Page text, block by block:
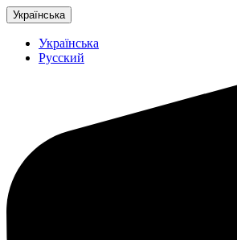
Українська
Українська
Русский